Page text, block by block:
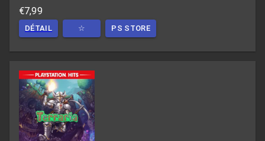
€7,99
DÉTAIL ☆ PS STORE